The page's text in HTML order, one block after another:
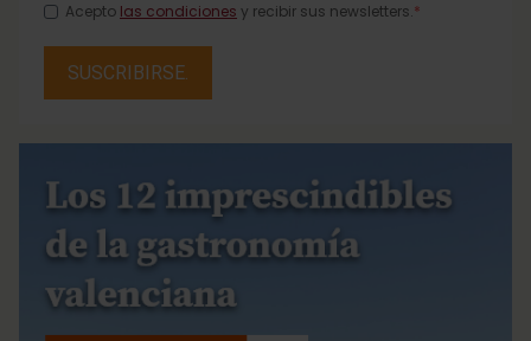
Acepto las condiciones y recibir sus newsletters.
SUSCRIBIRSE.